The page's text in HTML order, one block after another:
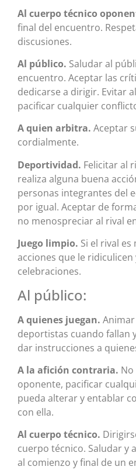
Al cuerpo técnico
final del encuentro.
discusiones.
Al público. Saludar al
encuentro. Aceptar las
dedicarse a dirigir. Evitar
pacificar cualquier
A quien arbitra. Aceptar
cordialmente.
Deportividad. Felicitar al
realiza alguna buena
personas integrantes del
por igual. Aceptar de
no menospreciar al rival
Juego limpio. Si el rival
acciones que le ridiculicen
celebraciones.
Al público:
A quienes juegan.
deportistas cuando fallan
dar instrucciones a
A la afición contraria.
oponente, pacificar
pueda alterar y entablar
con ella.
Al cuerpo técnico.
cuerpo técnico. Saludar y
al comienzo y final de un